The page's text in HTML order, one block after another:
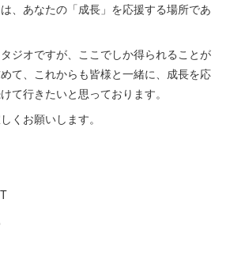
、あなたの「成長」を応援する場所であ
ジオですが、ここでしか得られることが
て、これからも皆様と一緒に、成長を応
て行きたいと思っております。
くお願いします。